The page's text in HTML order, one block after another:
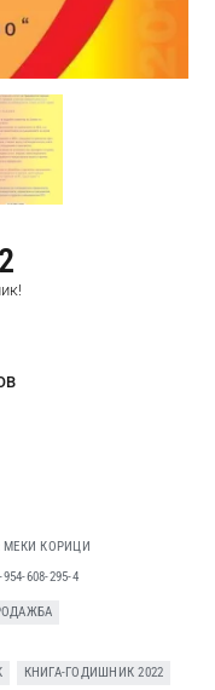
МЕКИ КОРИЦИ
954-608-295-4
КНИГА-ГОДИШНИК 2022